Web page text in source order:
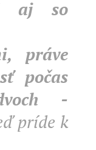
aj so
práve
počas
-
príde k